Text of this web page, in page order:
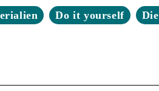
Do it yourself